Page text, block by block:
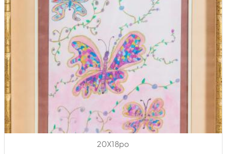
20X18po